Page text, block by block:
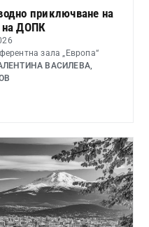
приключване на
на ДОПК
зала „Европа“
ВАСИЛЕВА,